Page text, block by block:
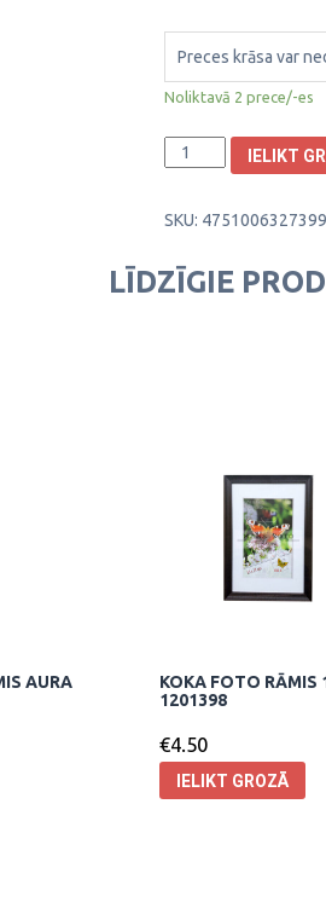
Preces krāsa var
Noliktavā 2 prece/-es
Plastikāta
Foto
Aura
1303041
daudzums
IELIKT
SKU: 4751006327399
LĪDZĪGIE
AURA
KOKA FOTO RĀMIS
1201398
€4.50
IELIKT GROZĀ